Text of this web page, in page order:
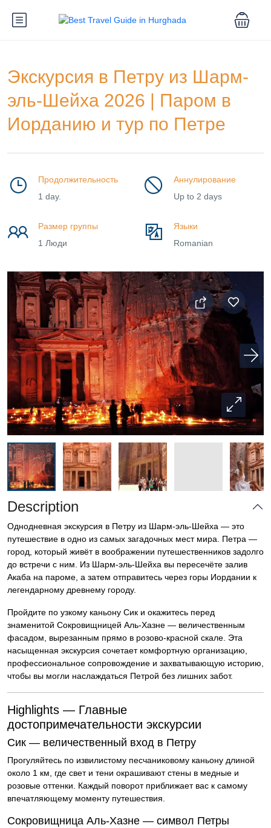
Экскурсия в Петру из Шарм-
эль-Шейха 2026 | Паром в
Иорданию и тур по Петре
Продолжительность
1 day.
Аннулирование
Up to 2 days
Размер группы
1 Люди
Языки
Romanian
Description
Однодневная экскурсия в Петру из Шарм-эль-Шейха — это
путешествие в одно из самых загадочных мест мира. Петра —
город, который живёт в воображении путешественников задолго
до встречи с ним. Из Шарм-эль-Шейха вы пересечёте залив
Акаба на пароме, а затем отправитесь через горы Иордании к
легендарному древнему городу.
Пройдите по узкому каньону Сик и окажитесь перед
знаменитой Сокровищницей Аль-Хазне — величественным
фасадом, вырезанным прямо в розово-красной скале. Эта
насыщенная экскурсия сочетает комфортную организацию,
профессиональное сопровождение и захватывающую историю,
чтобы вы могли наслаждаться Петрой без лишних забот.
Highlights — Главные
достопримечательности экскурсии
Сик — величественный вход в Петру
Прогуляйтесь по извилистому песчаниковому каньону длиной
около 1 км, где свет и тени окрашивают стены в медные и
розовые оттенки. Каждый поворот приближает вас к самому
впечатляющему моменту путешествия.
Сокровищница Аль-Хазне — символ Петры